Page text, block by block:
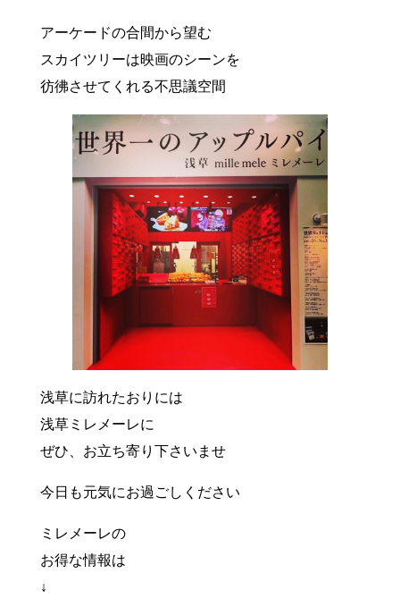
アーケードの合間から望む
スカイツリーは映画のシーンを
彷彿させてくれる不思議空間
浅草に訪れたおりには
浅草ミレメーレに
ぜひ、お立ち寄り下さいませ
今日も元気にお過ごしください
ミレメーレの
お得な情報は
↓